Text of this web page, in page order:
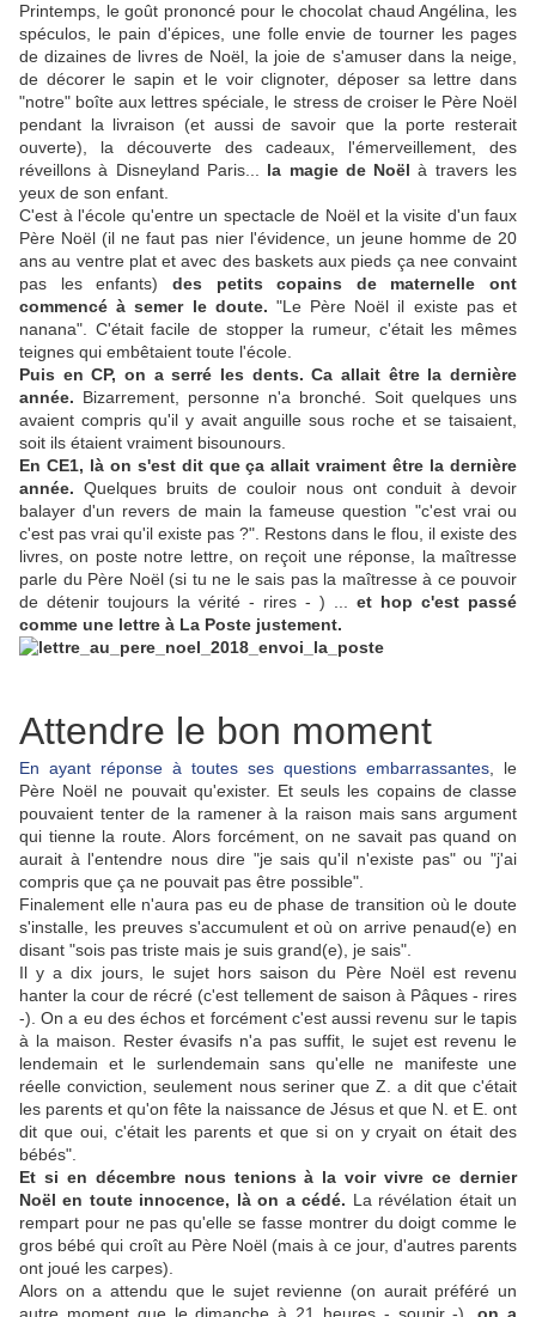
Printemps, le goût prononcé pour le chocolat chaud Angélina, les
spéculos, le pain d'épices, une folle envie de tourner les pages
de dizaines de livres de Noël, la joie de s'amuser dans la neige,
de décorer le sapin et le voir clignoter, déposer sa lettre dans
"notre" boîte aux lettres spéciale, le stress de croiser le Père Noël
pendant la livraison (et aussi de savoir que la porte resterait
ouverte), la découverte des cadeaux, l'émerveillement, des
réveillons à Disneyland Paris... la magie de Noël à travers les
yeux de son enfant.
C'est à l'école qu'entre un spectacle de Noël et la visite d'un faux
Père Noël (il ne faut pas nier l'évidence, un jeune homme de 20
ans au ventre plat et avec des baskets aux pieds ça nee convaint
pas les enfants) des petits copains de maternelle ont
commencé à semer le doute. "Le Père Noël il existe pas et
nanana". C'était facile de stopper la rumeur, c'était les mêmes
teignes qui embêtaient toute l'école.
Puis en CP, on a serré les dents. Ca allait être la dernière
année. Bizarrement, personne n'a bronché. Soit quelques uns
avaient compris qu'il y avait anguille sous roche et se taisaient,
soit ils étaient vraiment bisounours.
En CE1, là on s'est dit que ça allait vraiment être la dernière
année. Quelques bruits de couloir nous ont conduit à devoir
balayer d'un revers de main la fameuse question "c'est vrai ou
c'est pas vrai qu'il existe pas ?". Restons dans le flou, il existe des
livres, on poste notre lettre, on reçoit une réponse, la maîtresse
parle du Père Noël (si tu ne le sais pas la maîtresse à ce pouvoir
de détenir toujours la vérité - rires - ) ... et hop c'est passé
comme une lettre à La Poste justement.
Attendre le bon moment
En ayant réponse à toutes ses questions embarrassantes , le
Père Noël ne pouvait qu'exister. Et seuls les copains de classe
pouvaient tenter de la ramener à la raison mais sans argument
qui tienne la route. Alors forcément, on ne savait pas quand on
aurait à l'entendre nous dire "je sais qu'il n'existe pas" ou "j'ai
compris que ça ne pouvait pas être possible".
Finalement elle n'aura pas eu de phase de transition où le doute
s'installe, les preuves s'accumulent et où on arrive penaud(e) en
disant "sois pas triste mais je suis grand(e), je sais".
Il y a dix jours, le sujet hors saison du Père Noël est revenu
hanter la cour de récré (c'est tellement de saison à Pâques - rires
-). On a eu des échos et forcément c'est aussi revenu sur le tapis
à la maison. Rester évasifs n'a pas suffit, le sujet est revenu le
lendemain et le surlendemain sans qu'elle ne manifeste une
réelle conviction, seulement nous seriner que Z. a dit que c'était
les parents et qu'on fête la naissance de Jésus et que N. et E. ont
dit que oui, c'était les parents et que si on y cryait on était des
bébés".
Et si en décembre nous tenions à la voir vivre ce dernier
Noël en toute innocence, là on a cédé. La révélation était un
rempart pour ne pas qu'elle se fasse montrer du doigt comme le
gros bébé qui croît au Père Noël (mais à ce jour, d'autres parents
ont joué les carpes).
Alors on a attendu que le sujet revienne (on aurait préféré un